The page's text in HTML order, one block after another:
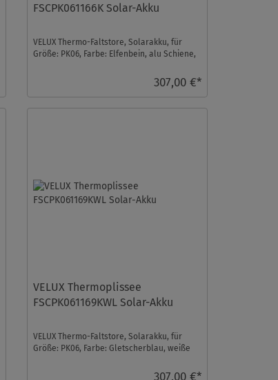
FSCPK061166K Solar-Akku
VELUX Thermo-Faltstore, Solarakku, für
Größe: PK06, Farbe: Elfenbein, alu Schiene,
307,00 €*
VELUX Thermoplissee
FSCPK061169KWL Solar-Akku
VELUX Thermo-Faltstore, Solarakku, für
Größe: PK06, Farbe: Gletscherblau, weiße
307,00 €*